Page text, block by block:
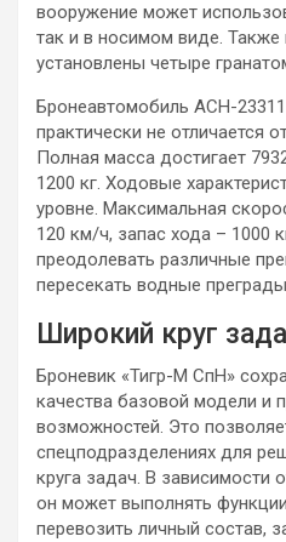
вооружение может
так и в носимом виде.
установлены четыре
Бронеавтомобиль АСН-
практически не отличается
Полная масса достигает
1200 кг. Ходовые
уровне. Максимальная
120 км/ч, запас хода – 1000
преодолевать различные
пересекать водные
Широкий круг
Броневик «Тигр-М СпН»
качества базовой модели и
возможностей. Это
спецподразделениях для
круга задач. В зависимости
он может выполнять
перевозить личный состав,